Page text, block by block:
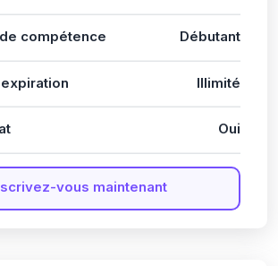
compétence Débutant
Illimité
Oui
vous maintenant